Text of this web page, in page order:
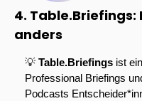
4. Table.Briefings:
anders
💡 Table.Briefings ist
Professional Briefings
Podcasts